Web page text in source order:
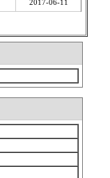
2017-06-11